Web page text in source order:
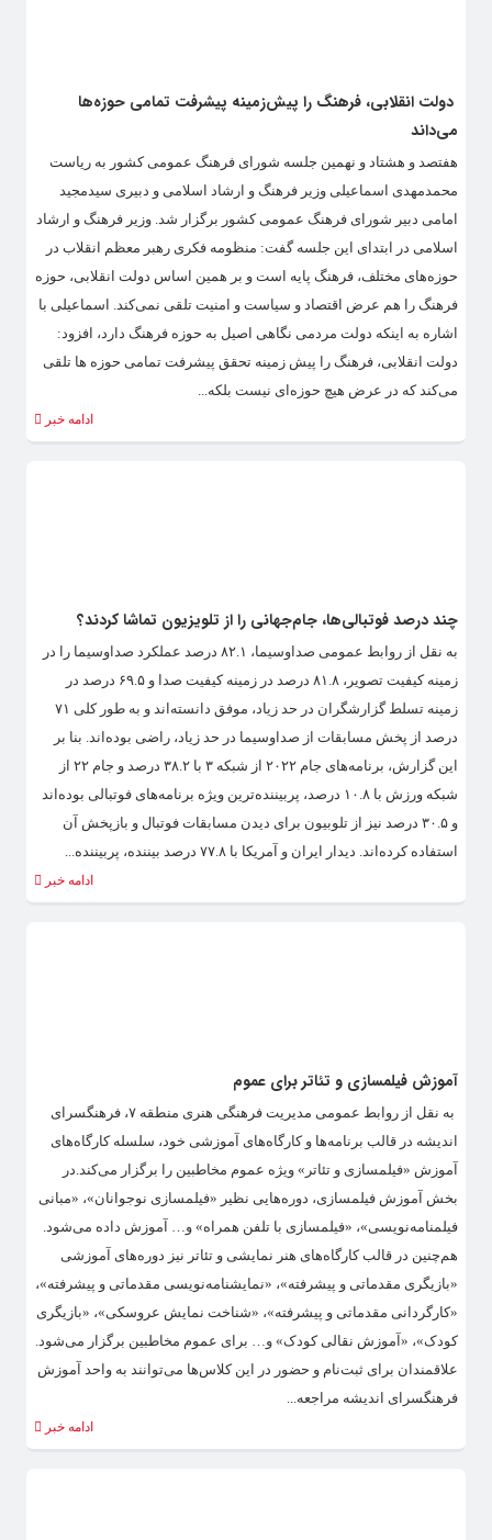
دولت انقلابی، فرهنگ را پیش‌زمینه پیشرفت تمامی حوزه‌ها
می‌داند
هفتصد و هشتاد و نهمین جلسه شورای فرهنگ عمومی کشور به ریاست
محمدمهدی اسماعیلی وزیر فرهنگ و ارشاد اسلامی و دبیری سیدمجید
امامی دبیر شورای فرهنگ عمومی کشور برگزار شد. وزیر فرهنگ و ارشاد
اسلامی در ابتدای این جلسه گفت: منظومه فکری رهبر معظم انقلاب در
حوزه‌های مختلف، فرهنگ پایه است و بر همین اساس دولت انقلابی، حوزه
فرهنگ را هم عرض اقتصاد و سیاست و امنیت تلقی نمی‌کند. اسماعیلی با
اشاره به اینکه دولت مردمی نگاهی اصیل به حوزه فرهنگ دارد، افزود:
دولت انقلابی، فرهنگ را پیش زمینه تحقق پیشرفت تمامی حوزه ها تلقی
می‌کند که در عرض هیچ حوزه‌ای نیست بلکه...
ادامه خبر
چند درصد فوتبالی‌ها، جام‌جهانی را از تلویزیون تماشا کردند؟
به نقل از روابط عمومی صداوسیما، ۸۲.۱ درصد عملکرد صداوسیما را در
زمینه کیفیت تصویر، ۸۱.۸ درصد در زمینه کیفیت صدا و ۶۹.۵ درصد در
زمینه تسلط گزارشگران در حد زیاد، موفق دانسته‌اند و به طور کلی ۷۱
درصد از پخش مسابقات از صداوسیما در حد زیاد، راضی بوده‌اند. بنا بر
این گزارش، برنامه‌های جام ۲۰۲۲ از شبکه ۳ با ۳۸.۲ درصد و جام ۲۲ از
شبکه ورزش با ۱۰.۸ درصد، پربیننده‌ترین ویژه برنامه‌های فوتبالی بوده‌اند
و ۳۰.۵ درصد نیز از تلوبیون برای دیدن مسابقات فوتبال و بازپخش آن
استفاده کرده‌اند. دیدار ایران و آمریکا با ۷۷.۸ درصد بیننده، پربیننده...
ادامه خبر
آموزش فیلمسازی و تئاتر برای عموم
به نقل از روابط عمومی مدیریت فرهنگی هنری منطقه ۷، فرهنگسرای
اندیشه در قالب برنامه‌ها و کارگاه‌های آموزشی خود، سلسله کارگاه‌های
آموزش «فیلمسازی و تئاتر» ویژه عموم مخاطبین را برگزار می‌کند.در
بخش آموزش فیلمسازی، دوره‌هایی نظیر «فیلمسازی نوجوانان»، «مبانی
فیلمنامه‌نویسی»، «فیلمسازی با تلفن همراه» و… آموزش داده می‌شود.
هم‌چنین در قالب کارگاه‌های هنر نمایشی و تئاتر نیز دوره‌های آموزشی
«بازیگری مقدماتی و پیشرفته»، «نمایشنامه‌نویسی مقدماتی و پیشرفته»،
«کارگردانی مقدماتی و پیشرفته»، «شناخت نمایش عروسکی»، «بازیگری
کودک»، «آموزش نقالی کودک» و… برای عموم مخاطبین برگزار می‌شود.
علاقمندان برای ثبت‌نام و حضور در این کلاس‌ها می‌توانند به واحد آموزش
فرهنگسرای اندیشه مراجعه...
ادامه خبر